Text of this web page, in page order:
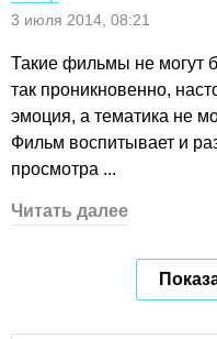
3 июля 2014, 08:21
Такие фильмы не могут
так проникновенно,
эмоция, а тематика не
Фильм воспитывает и
просмотра ...
Читать далее